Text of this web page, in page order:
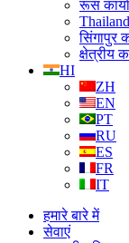
रूस
सिंगापुर
क्षेत्रीय
HI
ZH
EN
PT
RU
ES
FR
IT
हमारे बारे में
सेवाएं